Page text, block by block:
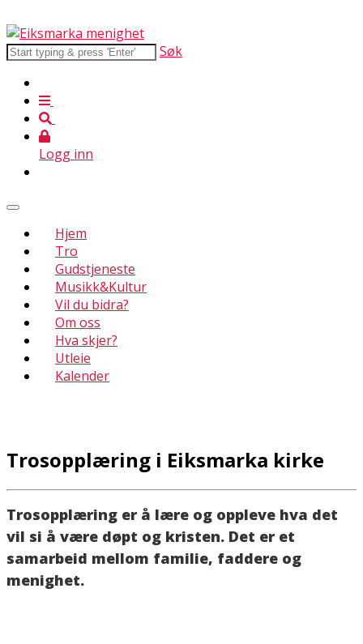
Søk
Logg inn
Hjem
Tro
Gudstjeneste
Musikk&Kultur
Vil du bidra?
Om oss
Hva skjer?
Utleie
Kalender
Trosopplæring i Eiksmarka kirke
Trosopplæring er å lære og oppleve hva det
vil si å være døpt og kristen. Det er et
samarbeid mellom familie, faddere og
menighet.